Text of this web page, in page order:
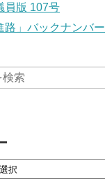
員版 107号
路」バックナンバー